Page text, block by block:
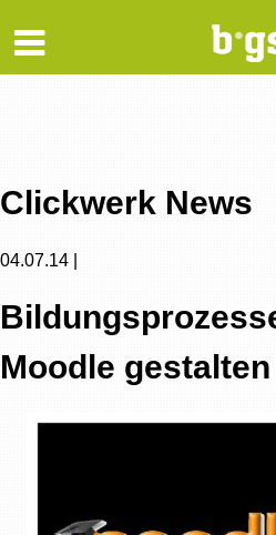
Clickwerk News
04.07.14 |
Moodle gestalten